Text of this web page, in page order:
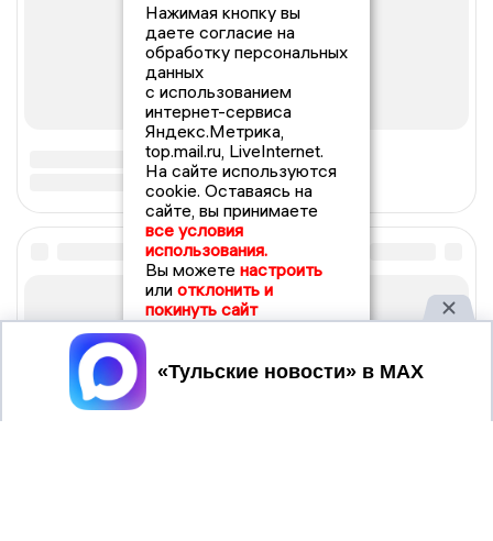
Нажимая кнопку вы
даете согласие на
обработку персональных
данных
с использованием
интернет-сервиса
Яндекс.Метрика,
top.mail.ru, LiveInternet.
На сайте используются
cookie. Оставаясь на
сайте, вы принимаете
все условия
использования.
Вы можете настроить
или отклонить и
покинуть сайт
Принять